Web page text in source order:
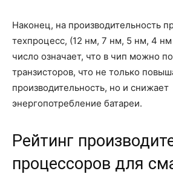
Наконец, на производительность
техпроцесс, (12 нм, 7 нм, 5 нм, 4
число означает, что в чип можно
транзисторов, что не только
производительность, но и снижает
энергопотребление батареи.
Рейтинг
процессоров для